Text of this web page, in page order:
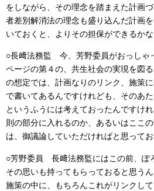
をしながら、その理念を踏まえた計画
者差別解消法の理念も盛り込んだ計画
いておくと、よりその担保ができるか
○長﨑法務監 今、芳野委員がおっしゃ
ページの第４の、共生社会の実現を図
の想定では、計画なりのリンク、施策
で書いてあるんですけれども、そのあ
というふうには考えておったんですけ
則の部分に入れるのか、あるいはここ
は、御議論していただければと思ってお
○芳野委員
長﨑法務監にはこの前、ぽ
その思いも持ってもらっておると思う
施策の中に、もちろんこれがリンクし